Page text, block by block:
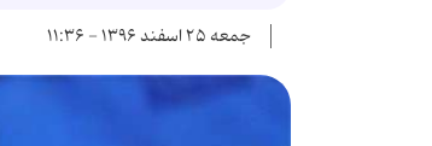
جمعه ۲۵ اسفند ۱۳۹۶ - ۱۱:۳۶